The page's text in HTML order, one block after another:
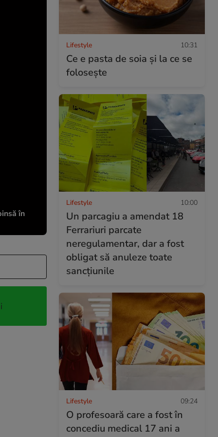
în
Lifestyle 10:31
Ce e pasta de soia și la ce se
folosește
Lifestyle 10:00
Un parcagiu a amendat 18
Ferrariuri parcate
neregulamentar, dar a fost
obligat să anuleze toate
sancțiunile
Lifestyle 09:24
O profesoară care a fost în
concediu medical 17 ani a